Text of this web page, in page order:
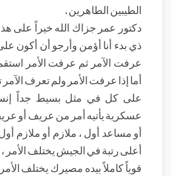
الطيبين الطاهرين .
دكتور عمر جزاك الله خيراً على
ذي بدء أنا أؤمن وأرجو أن أكون
عرفت الآمر ثم عرفت الأمر
أما إذا عرفت الأمر ولم تعرف
على كل في مثل بسيط جداً
عسكرية يأتيه أمر من عريف أو
أو مساعد أول ، ملازم أو ملازم
أعلى رتبة في الجيش يختلف الأمر ،
قوياً كاملاً بيده مصيرك يختلف